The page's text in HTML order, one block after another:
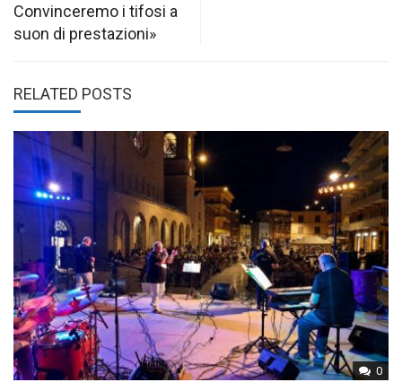
Convinceremo i tifosi a
suon di prestazioni»
RELATED POSTS
0